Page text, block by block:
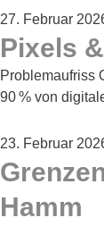
27. Februar
Pixels
Problemaufriss
90 % von
23. Februar
Hamm